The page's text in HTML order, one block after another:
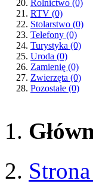
Rolnictwo (0)
RTV (0)
Stolarstwo (0)
Telefony (0)
Turystyka (0)
Uroda (0)
Zamienię (0)
Zwierzęta (0)
Pozostałe (0)